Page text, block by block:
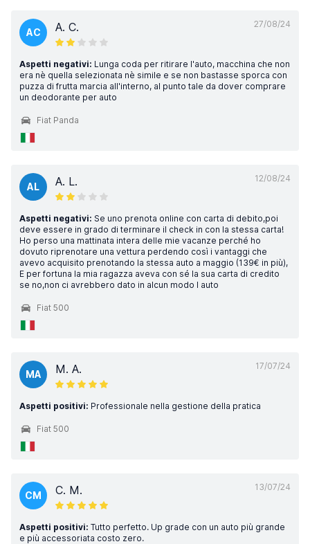
27/08/24
AC A. C.
Aspetti negativi: Lunga coda per ritirare l'auto, macchina che non
era nè quella selezionata nè simile e se non bastasse sporca con
puzza di frutta marcia all'interno, al punto tale da dover comprare
un deodorante per auto
Fiat Panda
12/08/24
AL A. L.
Aspetti negativi: Se uno prenota online con carta di debito,poi
deve essere in grado di terminare il check in con la stessa carta!
Ho perso una mattinata intera delle mie vacanze perché ho
dovuto riprenotare una vettura perdendo così i vantaggi che
avevo acquisito prenotando la stessa auto a maggio (139€ in più),
E per fortuna la mia ragazza aveva con sé la sua carta di credito
se no,non ci avrebbero dato in alcun modo l auto
Fiat 500
17/07/24
MA M. A.
Aspetti positivi: Professionale nella gestione della pratica
Fiat 500
13/07/24
CM C. M.
Aspetti positivi: Tutto perfetto. Up grade con un auto più grande
e più accessoriata costo zero.